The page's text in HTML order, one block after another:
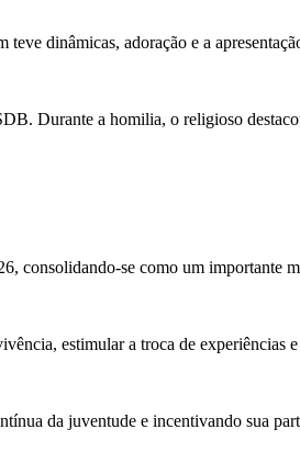
dinâmicas, adoração e a
Durante a homilia, o religioso
consolidando-se como um importante
estimular a troca de
da juventude e incentivando sua